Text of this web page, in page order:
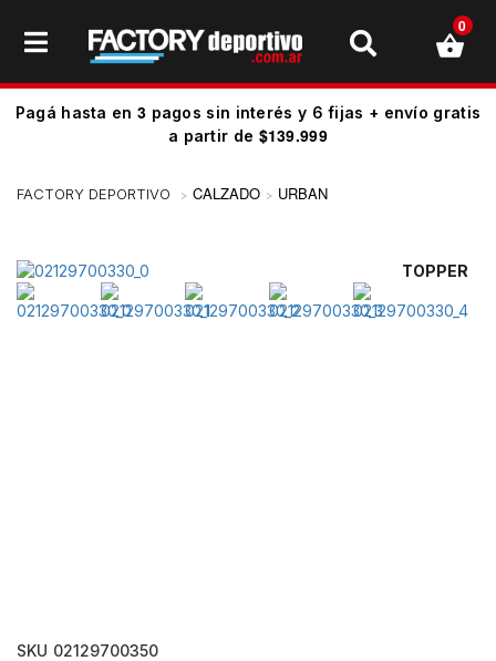
Pagá hasta en 3 pagos sin interés y 6 fijas + envío gratis
a partir de $139.999
0
CALZADO URBAN
SKU 02129700350
TOPPER